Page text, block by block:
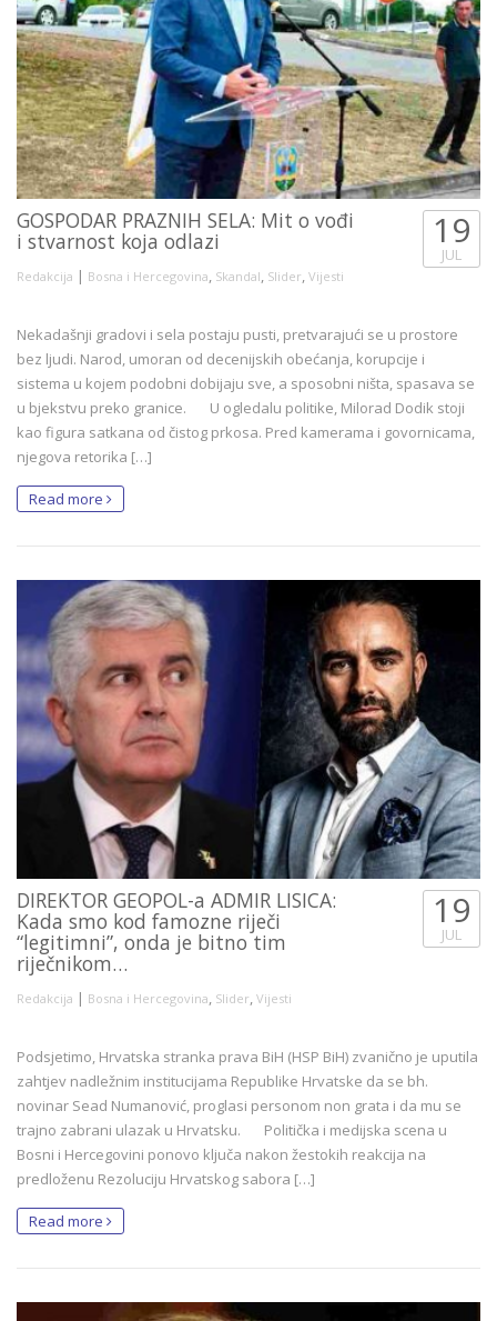
GOSPODAR PRAZNIH SELA: Mit o vođi
i stvarnost koja odlazi
Redakcija | Bosna i Hercegovina, Skandal, Slider, Vijesti
19
JUL
Nekadašnji gradovi i sela postaju pusti, pretvarajući se u prostore
bez ljudi. Narod, umoran od decenijskih obećanja, korupcije i
sistema u kojem podobni dobijaju sve, a sposobni ništa, spasava se
u bjekstvu preko granice. U ogledalu politike, Milorad Dodik stoji
kao figura satkana od čistog prkosa. Pred kamerama i govornicama,
njegova retorika […]
Read more
DIREKTOR GEOPOL-a ADMIR LISICA:
Kada smo kod famozne riječi
“legitimni”, onda je bitno tim
riječnikom…
Redakcija | Bosna i Hercegovina, Slider, Vijesti
19
JUL
Podsjetimo, Hrvatska stranka prava BiH (HSP BiH) zvanično je uputila
zahtjev nadležnim institucijama Republike Hrvatske da se bh.
novinar Sead Numanović, proglasi personom non grata i da mu se
trajno zabrani ulazak u Hrvatsku. Politička i medijska scena u
Bosni i Hercegovini ponovo ključa nakon žestokih reakcija na
predloženu Rezoluciju Hrvatskog sabora […]
Read more